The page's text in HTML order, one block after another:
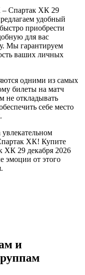
Спартак ХК 29
удобный
приобрести
для вас
Мы гарантируем
ваших личных
одними из самых
билеты на матч
не откладывать
себе место
ХК! Купите
29 декабря 2026
эмоции от этого
и